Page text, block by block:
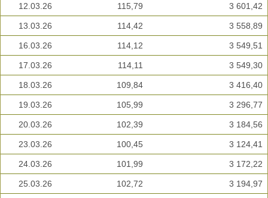
12.03.26 115,79 3 601,42
13.03.26 114,42 3 558,89
16.03.26 114,12 3 549,51
17.03.26 114,11 3 549,30
18.03.26 109,84 3 416,40
19.03.26 105,99 3 296,77
20.03.26 102,39 3 184,56
23.03.26 100,45 3 124,41
24.03.26 101,99 3 172,22
25.03.26 102,72 3 194,97